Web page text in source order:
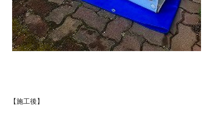
【施工後】